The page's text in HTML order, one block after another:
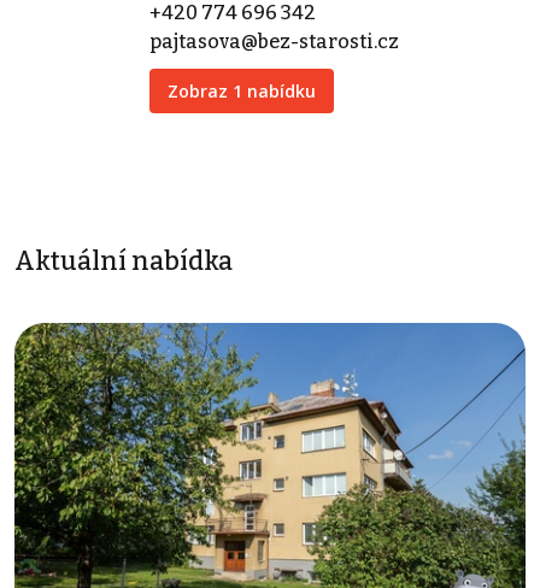
+420 774 696 342
pajtasova@bez-starosti.cz
Zobraz 1 nabídku
Aktuální nabídka